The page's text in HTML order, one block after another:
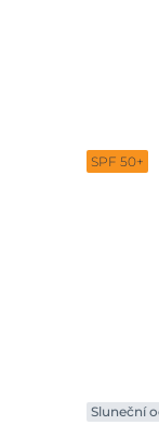
SPF 50+
Sluneční